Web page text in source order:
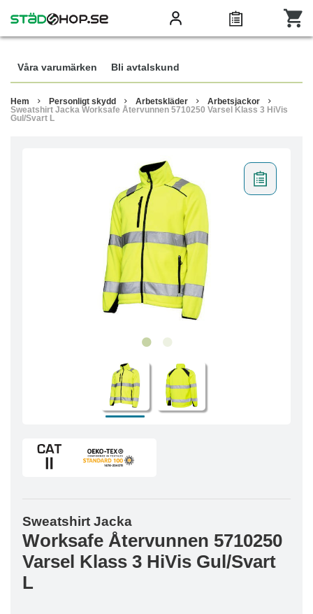
Våra varumärken Bli avtalskund
Hem Personligt skydd Arbetskläder
Arbetsjackor
Sweatshirt Jacka Worksafe Återvunnen 5710250 Varsel Klass 3 HiVis
Gul/Svart L
Sweatshirt Jacka
Worksafe Återvunnen 5710250
Varsel Klass 3 HiVis Gul/Svart
L